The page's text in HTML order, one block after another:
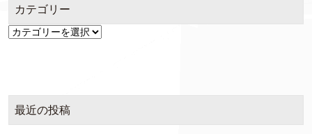
カテゴリー
カ
最近の投稿